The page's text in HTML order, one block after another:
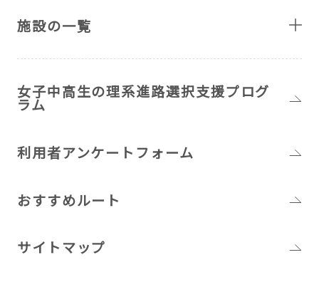
施設の一覧
女子中高生の理系進路選択支援プログ
ラム
利用者アンケートフォーム
おすすめルート
サイトマップ